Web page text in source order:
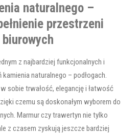
naturalnego –
przestrzeni
z najbardziej funkcjonalnych i
naturalnego – podłogach.
w sobie trwałość, elegancję i łatwość
czemu są doskonałym wyborem do
Marmur czy trawertyn nie tylko
z czasem zyskują jeszcze bardziej